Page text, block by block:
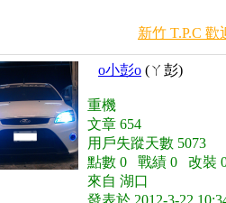
新竹 T.P.C 歡
o小彭o (ㄚ彭)
重機
文章 654
用戶失蹤天數 5073
點數 0 戰績 0 改裝
來自 湖口
發表於 2012-3-22